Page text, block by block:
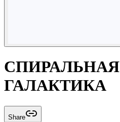
СПИРАЛЬНАЯ
ГАЛАКТИКА
Share